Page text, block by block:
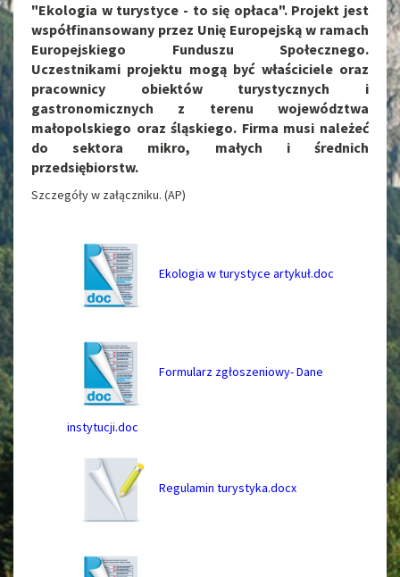
"Ekologia w turystyce - to się opłaca". Projekt jest
współfinansowany przez Unię Europejską w ramach
Europejskiego Funduszu Społecznego.
Uczestnikami projektu mogą być właściciele oraz
pracownicy obiektów turystycznych i
gastronomicznych z terenu województwa
małopolskiego oraz śląskiego. Firma musi należeć
do sektora mikro, małych i średnich
przedsiębiorstw.
Szczegóły w załączniku. (AP)
Ekologia w turystyce artykuł.doc
Formularz zgłoszeniowy- Dane
instytucji.doc
Regulamin turystyka.docx